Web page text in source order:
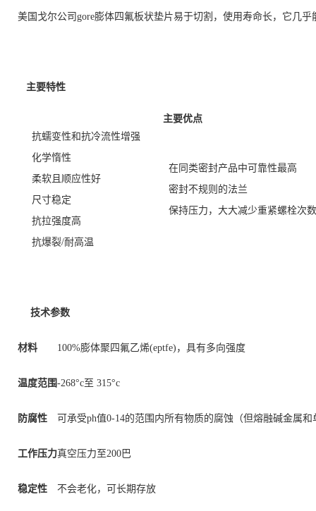
美国戈尔公司gore膨体四氟板状垫片易于切割，使用寿命长，它几
主要特性
抗蠕变性和抗冷流性增强
化学惰性
柔软且顺应性好
尺寸稳定
抗拉强度高
抗爆裂/耐高温
主要优点
在同类密封产品中可靠性最高
密封不规则的法兰
保持压力，大大减少重紧螺栓次数
技术参数
材料 100%膨体聚四氟乙烯(eptfe)，具有多向强度
温度范围-268°c至 315°c
防腐性 可承受ph值0-14的范围内所有物质的腐蚀（但熔融碱金属
工作压力真空压力至200巴
稳定性 不会老化，可长期存放